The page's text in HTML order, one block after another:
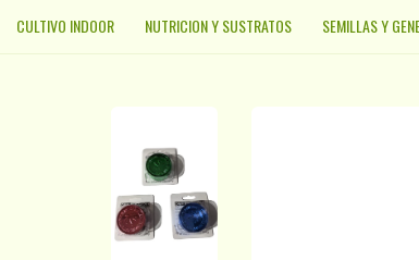
CULTIVO INDOOR NUTRICION Y SUSTRATOS SEMILLAS Y